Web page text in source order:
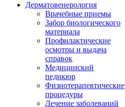
Дерматовенерология
Врачебные приемы
Забор биологического
материала
Профилактические
осмотры и выдача
справок
Медицинский
педикюр
Физиотерапевтические
процедуры
Лечение заболеваний